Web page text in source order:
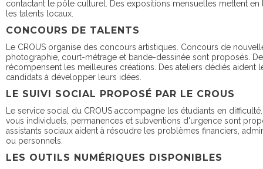
contactant le pôle culturel. Des expositions mensuelles mettent en
les talents locaux.
CONCOURS DE TALENTS
Le CROUS organise des concours artistiques. Concours de
photographie, court-métrage et bande-dessinée sont proposés.
récompensent les meilleures créations. Des ateliers dédiés aident
candidats à développer leurs idées.
LE SUIVI SOCIAL PROPOSÉ PAR LE CROUS
Le service social du CROUS accompagne les étudiants en
vous individuels, permanences et subventions d'urgence sont
assistants sociaux aident à résoudre les problèmes financiers,
ou personnels.
LES OUTILS NUMÉRIQUES DISPONIBLES